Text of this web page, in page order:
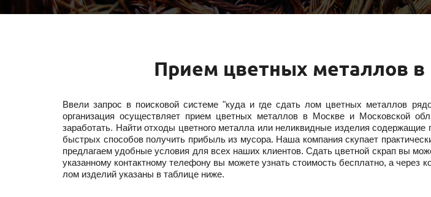
Прием цветных металлов
Ввели запрос в поисковой системе "куда и где сдать лом цветных металлов
организация осуществляет прием цветных металлов в Москве и Московской
заработать. Найти отходы цветного металла или неликвидные изделия
быстрых способов получить прибыль из мусора. Наша компания скупает
предлагаем удобные условия для всех наших клиентов. Сдать цветной скрап вы
указанному контактному телефону вы можете узнать стоимость бесплатно, а через
лом изделий указаны в таблице ниже.